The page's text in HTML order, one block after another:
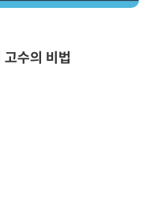
수의 비법